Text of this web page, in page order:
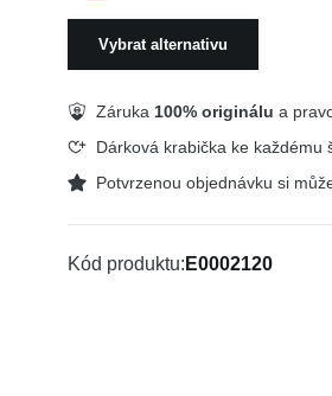
Vybrat alternativu
Záruka 100% originálu a
Dárková krabička ke každému
Potvrzenou objednávku si
Kód produktu E0002120